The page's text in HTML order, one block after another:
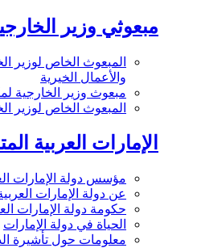
مبعوثي وزير
المبعوث الخاص لوزير
والأعمال الخيرية
مبعوث وزير الخارجية
المبعوث الخاص لوزير
الإمارات العربية
مؤسس دولة الإمارات
عن دولة الإمارات
حكومة دولة الإمارات
الحياة في دولة الإمارات
معلومات حول تأشيرة